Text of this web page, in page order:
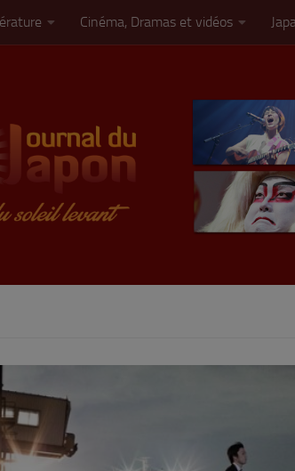
Cinéma, Dramas et vidéos